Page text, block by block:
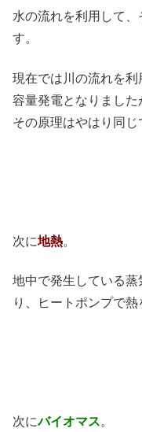
水の流れを利用して
す。
現在では川の流れを
容量発電となりました
その原理はやはり同じ
次に地熱。
地中で発生している
り、ヒートポンプで熱
次にバイオマス。